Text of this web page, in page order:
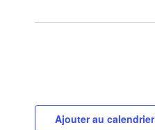
Ajouter au calendrier